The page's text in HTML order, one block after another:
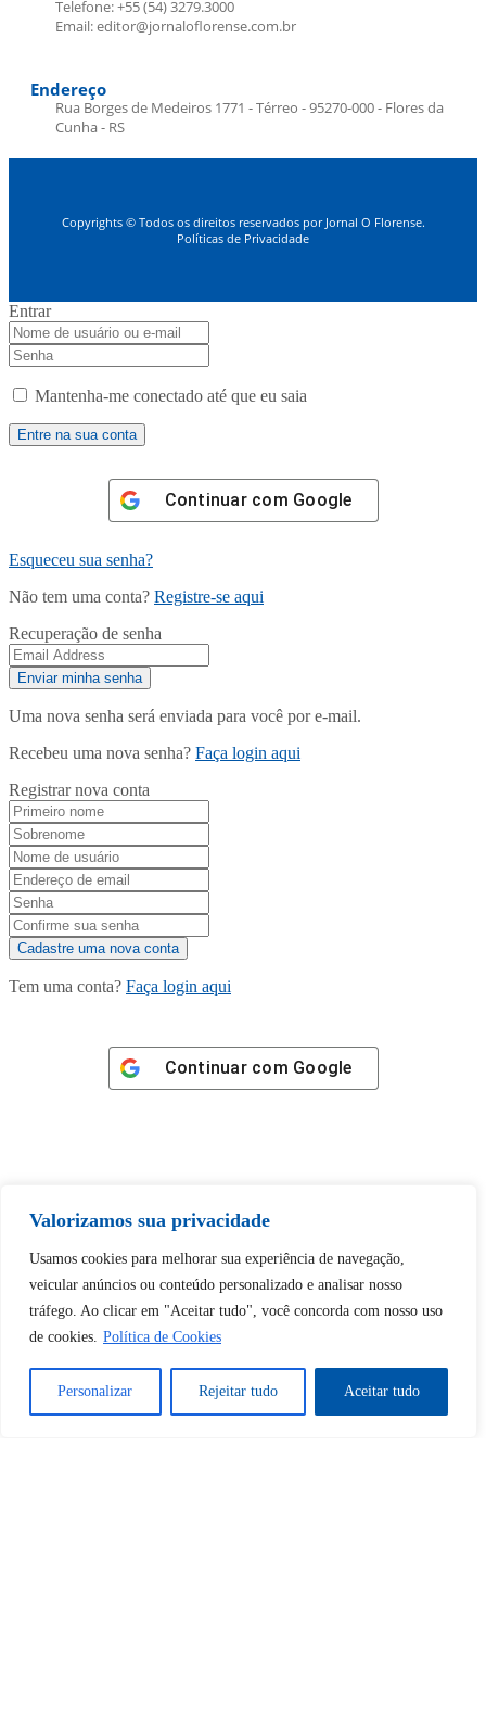
Valorizamos sua privacidade
Usamos cookies para melhorar sua experiência de navegação,
veicular anúncios ou conteúdo personalizado e analisar nosso
tráfego. Ao clicar em "Aceitar tudo", você concorda com nosso uso
de cookies. Política de Cookies
Personalizar Rejeitar tudo Aceitar tudo
Telefone: +55 (54) 3279.3000
Email: editor@jornaloflorense.com.br
Endereço
Rua Borges de Medeiros 1771 - Térreo - 95270-000 - Flores da
Cunha - RS
Copyrights © Todos os direitos reservados por Jornal O Florense.
Políticas de Privacidade
Entrar
Mantenha-me conectado até que eu saia
Continuar com Google
Esqueceu sua senha?
Não tem uma conta? Registre-se aqui
Recuperação de senha
Uma nova senha será enviada para você por e-mail.
Recebeu uma nova senha? Faça login aqui
Registrar nova conta
Tem uma conta? Faça login aqui
Continuar com Google
Tem certeza de que deseja
desbloquear esta publicação?
Desbloquear esquerda : 0
Sim Não